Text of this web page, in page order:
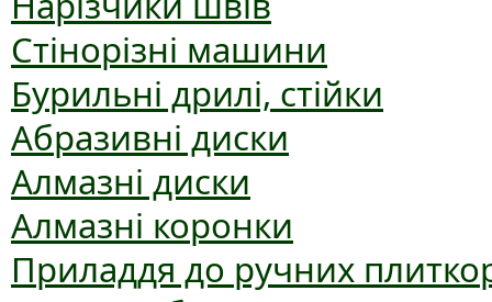
Стінорізні машини
Бурильні дрилі, стійки
Абразивні диски
Алмазні диски
Алмазні коронки
Приладдя до ручних